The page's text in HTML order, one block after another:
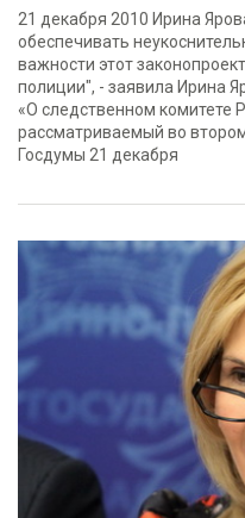
21 декабря 2010 Ирина
обеспечивать
важности этот
полиции", - заявила Ирина
«О следственном комитете
рассматриваемый во
Госдумы 21 декабря